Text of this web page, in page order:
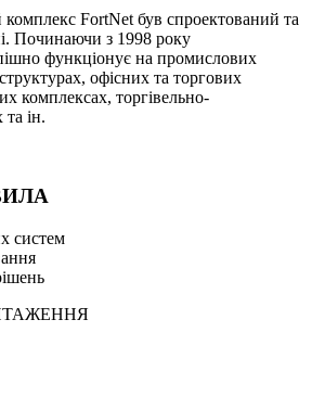
FortNet був спроектований та
Починаючи з 1998 року
функціонує на промислових
офісних та торгових
комплексах, торгівельно-
ін.
систем